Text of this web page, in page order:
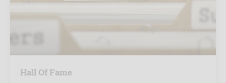
Hall Of Fame